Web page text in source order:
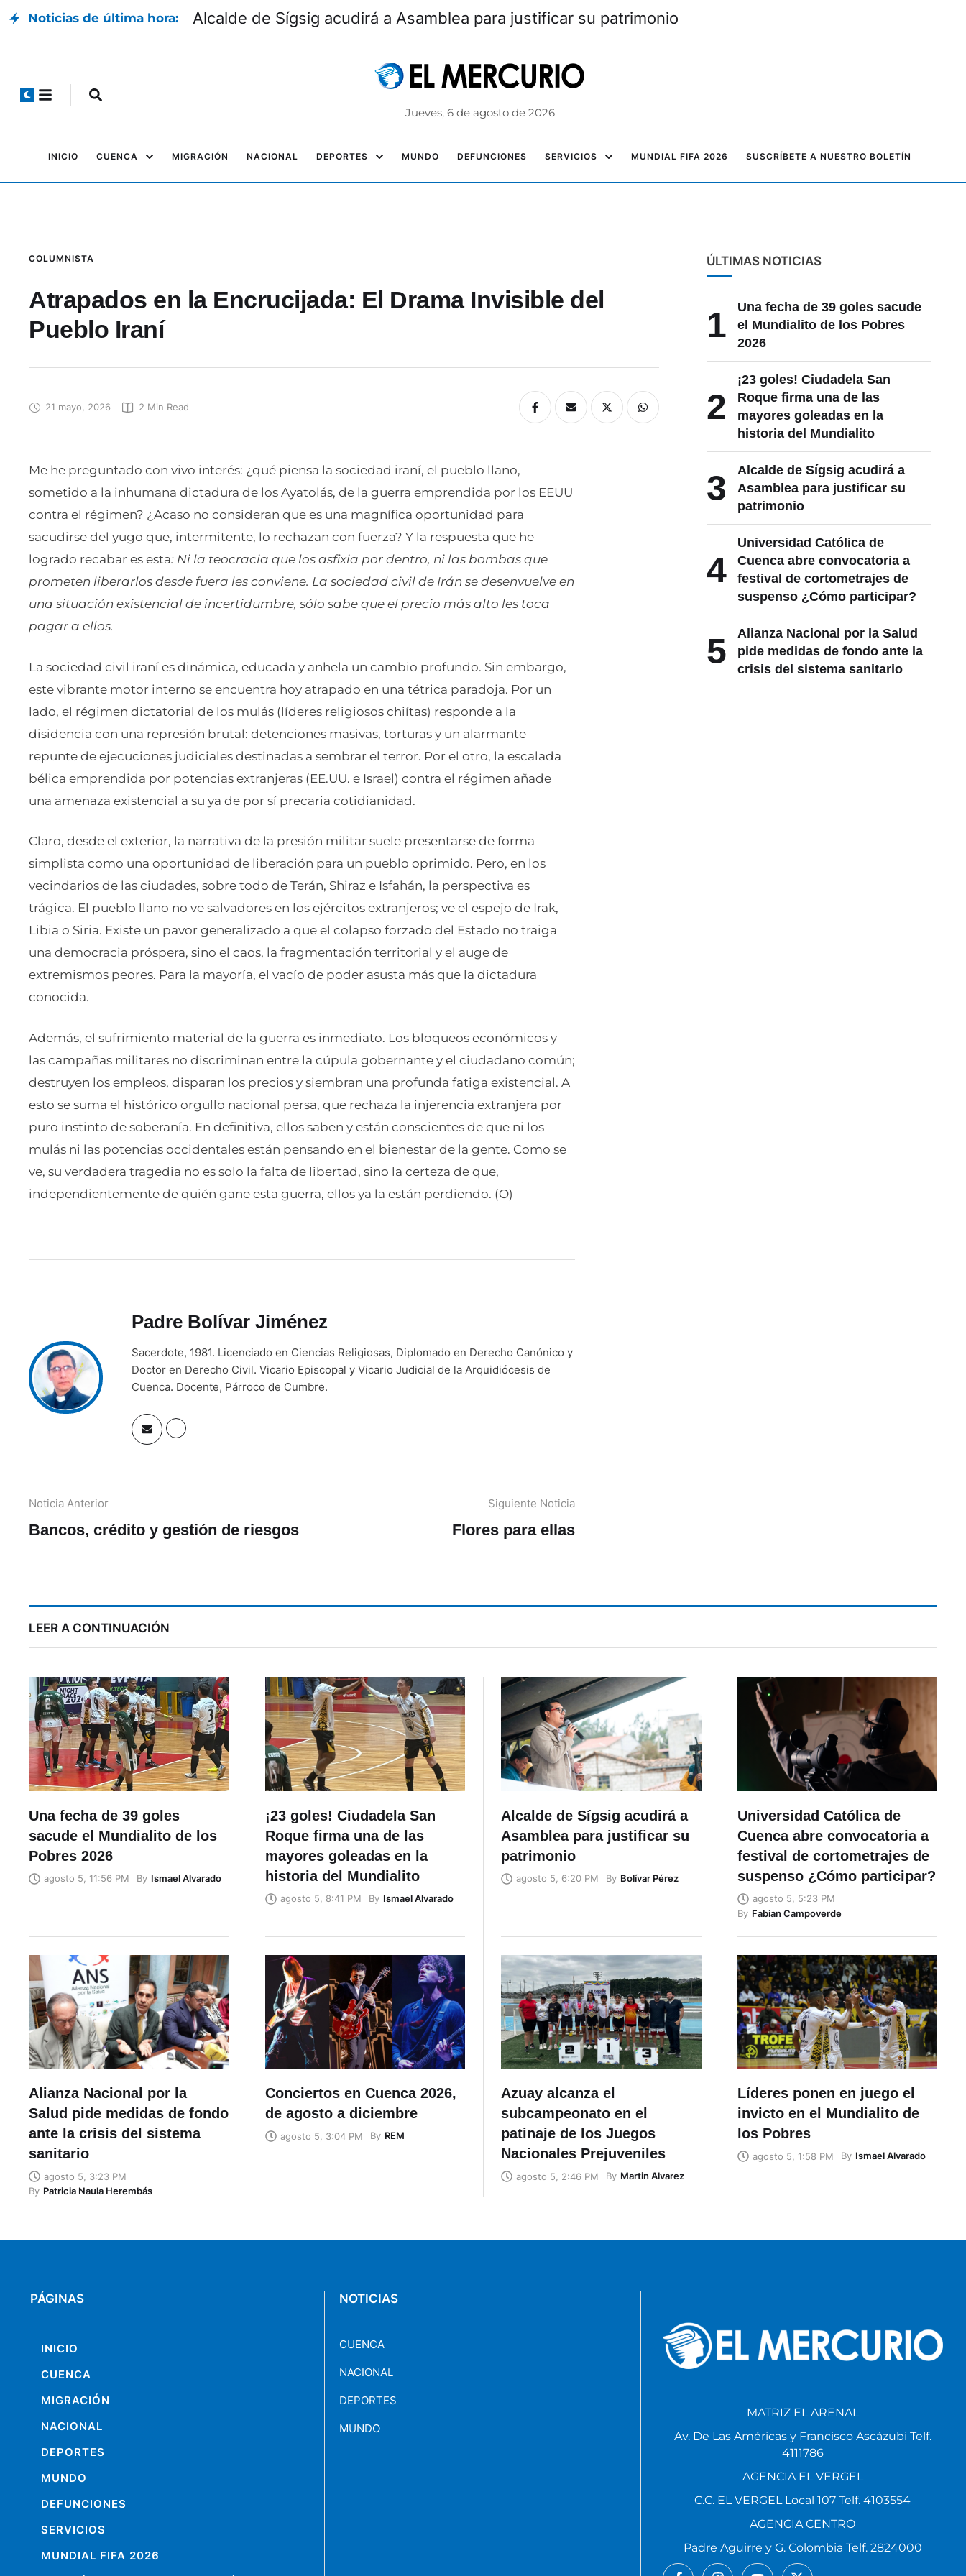
Noticias de última hora: Alcalde de Sígsig acudirá a Asamblea para justificar su patrimonio
Jueves, 6 de agosto de 2026
INICIO CUENCA MIGRACIÓN NACIONAL DEPORTES MUNDO DEFUNCIONES SERVICIOS MUNDIAL FIFA 2026 SUSCRÍBETE A NUESTRO BOLETÍN
COLUMNISTA
Atrapados en la Encrucijada: El Drama Invisible del
Pueblo Iraní
21 mayo, 2026 2 Min Read
Me he preguntado con vivo interés: ¿qué piensa la sociedad iraní, el pueblo llano,
sometido a la inhumana dictadura de los Ayatolás, de la guerra emprendida por los EEUU
contra el régimen? ¿Acaso no consideran que es una magnífica oportunidad para
sacudirse del yugo que, intermitente, lo rechazan con fuerza? Y la respuesta que he
logrado recabar es esta: Ni la teocracia que los asfixia por dentro, ni las bombas que
prometen liberarlos desde fuera les conviene. La sociedad civil de Irán se desenvuelve en
una situación existencial de incertidumbre, sólo sabe que el precio más alto les toca
pagar a ellos.
La sociedad civil iraní es dinámica, educada y anhela un cambio profundo. Sin embargo,
este vibrante motor interno se encuentra hoy atrapado en una tétrica paradoja. Por un
lado, el régimen dictatorial de los mulás (líderes religiosos chiítas) responde a la
disidencia con una represión brutal: detenciones masivas, torturas y un alarmante
repunte de ejecuciones judiciales destinadas a sembrar el terror. Por el otro, la escalada
bélica emprendida por potencias extranjeras (EE.UU. e Israel) contra el régimen añade
una amenaza existencial a su ya de por sí precaria cotidianidad.
Claro, desde el exterior, la narrativa de la presión militar suele presentarse de forma
simplista como una oportunidad de liberación para un pueblo oprimido. Pero, en los
vecindarios de las ciudades, sobre todo de Terán, Shiraz e Isfahán, la perspectiva es
trágica. El pueblo llano no ve salvadores en los ejércitos extranjeros; ve el espejo de Irak,
Libia o Siria. Existe un pavor generalizado a que el colapso forzado del Estado no traiga
una democracia próspera, sino el caos, la fragmentación territorial y el auge de
extremismos peores. Para la mayoría, el vacío de poder asusta más que la dictadura
conocida.
Además, el sufrimiento material de la guerra es inmediato. Los bloqueos económicos y
las campañas militares no discriminan entre la cúpula gobernante y el ciudadano común;
destruyen los empleos, disparan los precios y siembran una profunda fatiga existencial. A
esto se suma el histórico orgullo nacional persa, que rechaza la injerencia extranjera por
puro instinto de soberanía. En definitiva, ellos saben y están conscientes de que ni los
mulás ni las potencias occidentales están pensando en el bienestar de la gente. Como se
ve, su verdadera tragedia no es solo la falta de libertad, sino la certeza de que,
independientemente de quién gane esta guerra, ellos ya la están perdiendo. (O)
Padre Bolívar Jiménez
Sacerdote, 1981. Licenciado en Ciencias Religiosas, Diplomado en Derecho Canónico y
Doctor en Derecho Civil. Vicario Episcopal y Vicario Judicial de la Arquidiócesis de
Cuenca. Docente, Párroco de Cumbre.
Noticia Anterior
Bancos, crédito y gestión de riesgos
Siguiente Noticia
Flores para ellas
ÚLTIMAS NOTICIAS
1
Una fecha de 39 goles sacude
el Mundialito de los Pobres
2026
2
¡23 goles! Ciudadela San
Roque firma una de las
mayores goleadas en la
historia del Mundialito
3
Alcalde de Sígsig acudirá a
Asamblea para justificar su
patrimonio
4
Universidad Católica de
Cuenca abre convocatoria a
festival de cortometrajes de
suspenso ¿Cómo participar?
5
Alianza Nacional por la Salud
pide medidas de fondo ante la
crisis del sistema sanitario
LEER A CONTINUACIÓN
Una fecha de 39 goles
sacude el Mundialito de los
Pobres 2026
agosto 5, 11:56 PM By Ismael Alvarado
¡23 goles! Ciudadela San
Roque firma una de las
mayores goleadas en la
historia del Mundialito
agosto 5, 8:41 PM By Ismael Alvarado
Alcalde de Sígsig acudirá a
Asamblea para justificar su
patrimonio
agosto 5, 6:20 PM By Bolívar Pérez
Universidad Católica de
Cuenca abre convocatoria a
festival de cortometrajes de
suspenso ¿Cómo participar?
agosto 5, 5:23 PM
By Fabian Campoverde
Alianza Nacional por la
Salud pide medidas de fondo
ante la crisis del sistema
sanitario
agosto 5, 3:23 PM
By Patricia Naula Herembás
Conciertos en Cuenca 2026,
de agosto a diciembre
agosto 5, 3:04 PM By REM
Azuay alcanza el
subcampeonato en el
patinaje de los Juegos
Nacionales Prejuveniles
agosto 5, 2:46 PM By Martin Alvarez
Líderes ponen en juego el
invicto en el Mundialito de
los Pobres
agosto 5, 1:58 PM By Ismael Alvarado
PÁGINAS
INICIO
CUENCA
MIGRACIÓN
NACIONAL
DEPORTES
MUNDO
DEFUNCIONES
SERVICIOS
MUNDIAL FIFA 2026
NOTICIAS
CUENCA
NACIONAL
DEPORTES
MUNDO
MATRIZ EL ARENAL
Av. De Las Américas y Francisco Ascázubi Telf.
4111786
AGENCIA EL VERGEL
C.C. EL VERGEL Local 107 Telf. 4103554
AGENCIA CENTRO
Padre Aguirre y G. Colombia Telf. 2824000